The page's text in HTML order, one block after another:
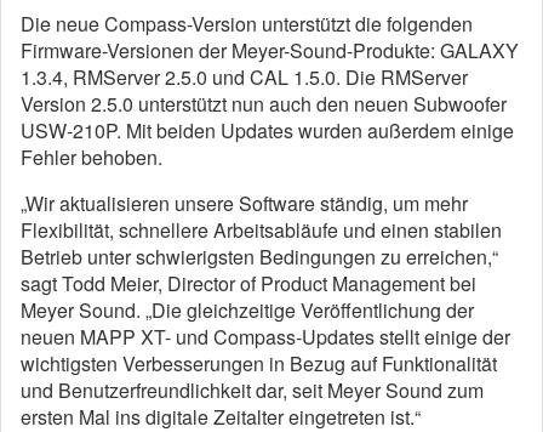
Die neue Compass-Version unterstützt die folgenden
Firmware-Versionen der Meyer-Sound-Produkte: GALAXY
1.3.4, RMServer 2.5.0 und CAL 1.5.0. Die RMServer
Version 2.5.0 unterstützt nun auch den neuen Subwoofer
USW-210P. Mit beiden Updates wurden außerdem einige
Fehler behoben.
„Wir aktualisieren unsere Software ständig, um mehr
Flexibilität, schnellere Arbeitsabläufe und einen stabilen
Betrieb unter schwierigsten Bedingungen zu erreichen,“
sagt Todd Meier, Director of Product Management bei
Meyer Sound. „Die gleichzeitige Veröffentlichung der
neuen MAPP XT- und Compass-Updates stellt einige der
wichtigsten Verbesserungen in Bezug auf Funktionalität
und Benutzerfreundlichkeit dar, seit Meyer Sound zum
ersten Mal ins digitale Zeitalter eingetreten ist.“